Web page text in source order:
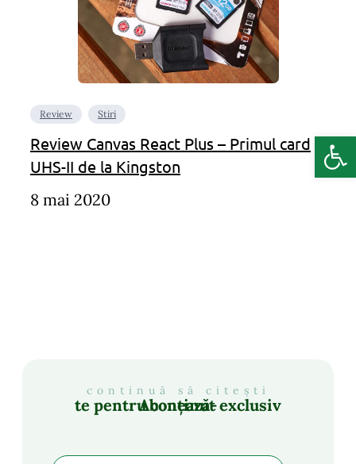
Review Stiri
Review Canvas React Plus – Primul card
UHS-II de la Kingston
8 mai 2020
continuă să citești
Abonează-te pentru conținut exclusiv